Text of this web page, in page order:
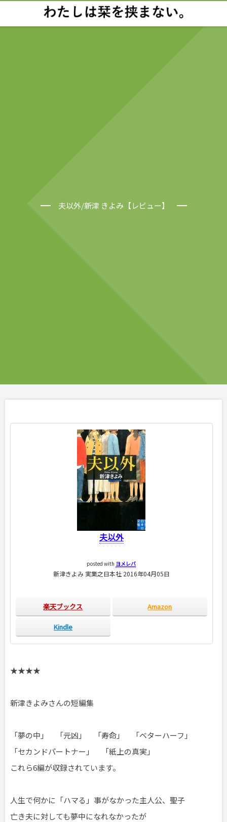
夫以外/新津 きよみ【レビュー】
夫以外
posted with ヨメレバ
新津きよみ 実業之日本社 2016年04月05日
楽天ブックス Amazon
Kindle
★★★★
新津きよみさんの短編集
「夢の中」 「元凶」 「寿命」 「ベターハーフ」
「セカンドパートナー」 「紙上の真実」
これら6編が収録されています。
人生で何かに「ハマる」事がなかった主人公、聖子
亡き夫に対しても夢中になれなかったが